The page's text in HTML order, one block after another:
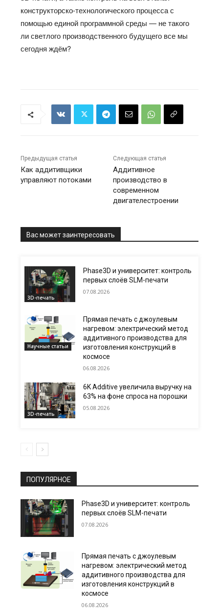
конструкторско-технологического процесса с
помощью единой программной среды — не такого
ли светлого производственного будущего все мы
сегодня ждём?
Предыдущая статья
Как аддитивщики
управляют потоками
Следующая статья
Аддитивное
производство в
современном
двигателестроении
Вас может заинтересовать
3D-печать
Phase3D и университет: контроль
первых слоёв SLM-печати
07.08.2026
Научные статьи
Прямая печать с джоулевым
нагревом: электрический метод
аддитивного производства для
изготовления конструкций в
космосе
06.08.2026
3D-печать
6K Additive увеличила выручку на
63% на фоне спроса на порошки
05.08.2026
ПОПУЛЯРНОЕ
Phase3D и университет: контроль
первых слоёв SLM-печати
07.08.2026
Прямая печать с джоулевым
нагревом: электрический метод
аддитивного производства для
изготовления конструкций в
космосе
06.08.2026